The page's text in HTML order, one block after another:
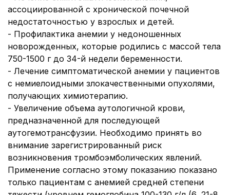
ассоциированной с хронической почечной
недостаточностью у взрослых и детей.
- Профилактика анемии у недоношенных
новорожденных, которые родились с массой тела
750-1500 г до 34-й недели беременности.
- Лечение симптоматической анемии у пациентов
с немиелоидными злокачественными опухолями,
получающих химиотерапию.
- Увеличение объема аутологичной крови,
предназначенной для последующей
аутогемотрансфузии. Необходимо принять во
внимание зарегистрированный риск
возникновения тромбоэмболических явлений.
Применение согласно этому показанию показано
только пациентам с анемией средней степени